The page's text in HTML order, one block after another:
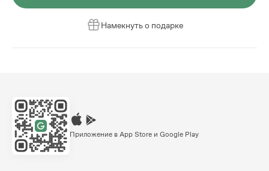
Намекнуть о подарке
Приложение в App Store и Google Play